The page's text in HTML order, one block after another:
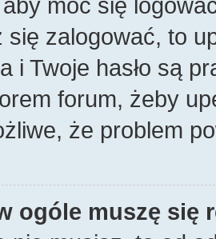
się zalogować, to
i Twoje hasło są
forum, żeby
że problem
ogóle muszę się